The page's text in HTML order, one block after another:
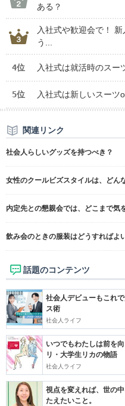
ある？
入社式や歓迎会で！
う...
4位 入社式は就活時のスー
5位 入社式は新しいスーツ
関連リンク
社会人らしいグッズを持つべき？
女性のクールビズスタイルは、どん
内定先との懇親会では、どこまで
飲み会のときの服装はどうすればよ
話題のコンテンツ
社会人デビューもこれ
ス術
社会人ライフ
いつでもわたしは前を
リ・大学生リカの物語
社会人ライフ
視点を変えれば、世の
たえたいこと。